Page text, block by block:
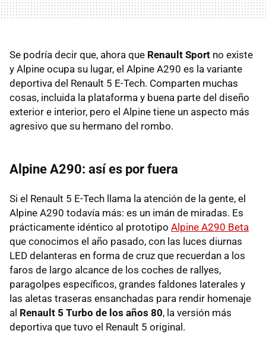
Se podría decir que, ahora que Renault Sport no existe
y Alpine ocupa su lugar, el Alpine A290 es la variante
deportiva del Renault 5 E-Tech. Comparten muchas
cosas, incluida la plataforma y buena parte del diseño
exterior e interior, pero el Alpine tiene un aspecto más
agresivo que su hermano del rombo.
Alpine A290: así es por fuera
Si el Renault 5 E-Tech llama la atención de la gente, el
Alpine A290 todavía más: es un imán de miradas. Es
prácticamente idéntico al prototipo Alpine A290 Beta
que conocimos el año pasado, con las luces diurnas
LED delanteras en forma de cruz que recuerdan a los
faros de largo alcance de los coches de rallyes,
paragolpes específicos, grandes faldones laterales y
las aletas traseras ensanchadas para rendir homenaje
al Renault 5 Turbo de los años 80, la versión más
deportiva que tuvo el Renault 5 original.